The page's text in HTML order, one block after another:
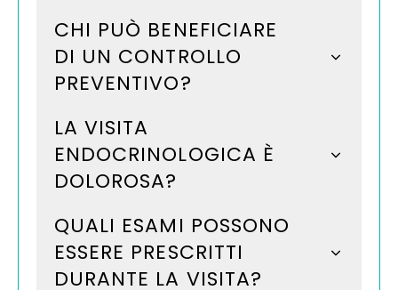
CHI PUÒ BENEFICIARE
DI UN CONTROLLO
PREVENTIVO?
LA VISITA
ENDOCRINOLOGICA È
DOLOROSA?
QUALI ESAMI POSSONO
ESSERE PRESCRITTI
DURANTE LA VISITA?